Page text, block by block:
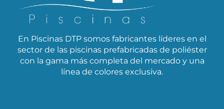
En Piscinas DTP somos fabricantes líderes en el
sector de las piscinas prefabricadas de poliéster
con la gama más completa del mercado y una
línea de colores exclusiva.